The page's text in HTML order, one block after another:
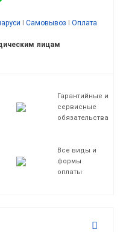
I Самовывоз I Оплата
лицам
Гарантийные и
сервисные
обязательства
Все виды и
формы
оплаты